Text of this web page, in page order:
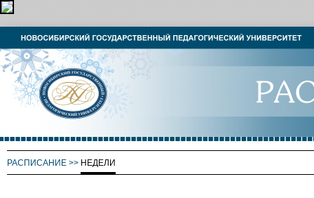
РАСПИСАНИЕ >> НЕДЕЛИ